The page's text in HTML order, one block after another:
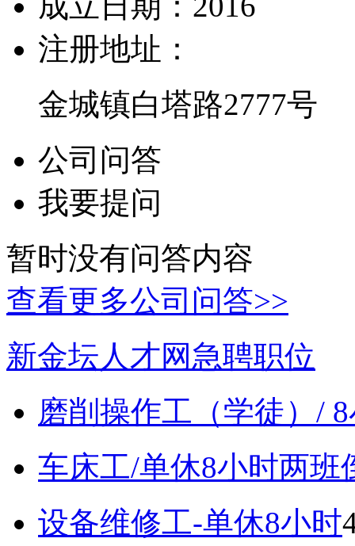
注册地址：
金城镇白塔路2777号
公司问答
我要提问
暂时没有问答内容
查看更多公司问答>>
新金坛人才网急聘职位
磨削操作工（学徒）/
车床工/单休8小时两班
设备维修工-单休8小时